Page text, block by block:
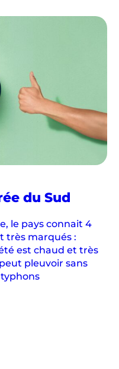
du Sud
le pays connait 4
très marqués :
est chaud et très
pleuvoir sans